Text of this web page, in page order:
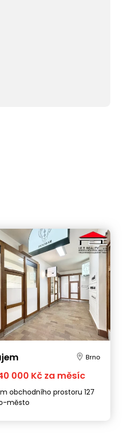
Brno
000 Kč za měsíc
obchodního prostoru 127
město